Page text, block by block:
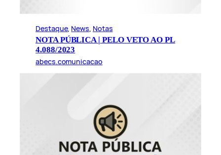
Destaque, News Notas
NOTA PÚBLICA | PELO VETO AO PL
4.088/2023
abecs.comunicacao